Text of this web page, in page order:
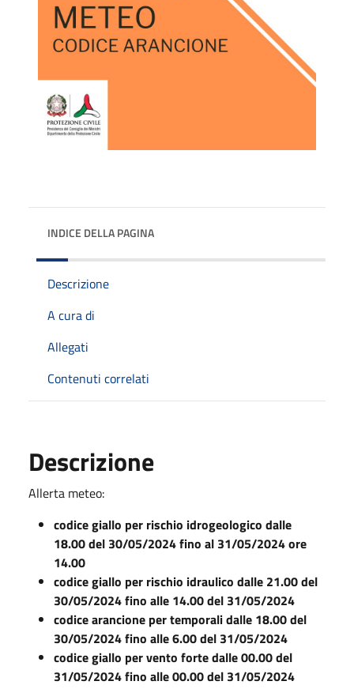
INDICE DELLA PAGINA
Descrizione
A cura di
Allegati
Contenuti correlati
Descrizione
Allerta meteo:
codice giallo per rischio idrogeologico dalle
18.00 del 30/05/2024 fino al 31/05/2024 ore
14.00
codice giallo per rischio idraulico dalle 21.00 del
30/05/2024 fino alle 14.00 del 31/05/2024
codice arancione per temporali dalle 18.00 del
30/05/2024 fino alle 6.00 del 31/05/2024
codice giallo per vento forte dalle 00.00 del
31/05/2024 fino alle 00.00 del 31/05/2024